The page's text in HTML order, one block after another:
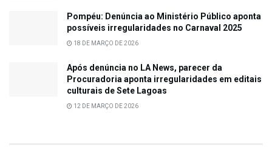
Pompéu: Denúncia ao Ministério Público aponta
possíveis irregularidades no Carnaval 2025
18 DE MARÇO DE 2026
Após denúncia no LA News, parecer da
Procuradoria aponta irregularidades em editais
culturais de Sete Lagoas
12 DE MARÇO DE 2026